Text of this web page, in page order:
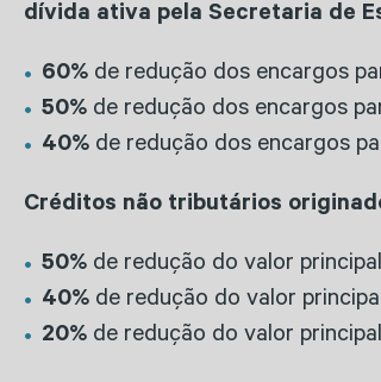
dívida ativa pela Secretaria de
60% de redução dos encargos
50% de redução dos encargos
40% de redução dos encargos
Créditos não tributários
50% de redução do valor
40% de redução do valor
20% de redução do valor